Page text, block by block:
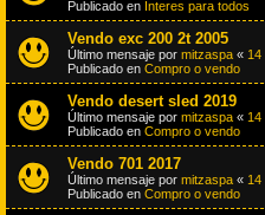
Publicado en Interes para todos
Vendo exc 200 2t 2005
Último mensaje por mitzaspa « 14
Publicado en Compro o vendo
Vendo desert sled 2019
Último mensaje por mitzaspa « 14
Publicado en Compro o vendo
Vendo 701 2017
Último mensaje por mitzaspa « 14
Publicado en Compro o vendo